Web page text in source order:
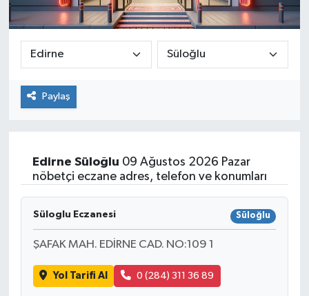
Paylaş
Edirne Süloğlu 09 Ağustos 2026 Pazar
nöbetçi eczane adres, telefon ve konumları
Süloglu Eczanesi Süloğlu
ŞAFAK MAH. EDİRNE CAD. NO:109 1
Yol Tarifi Al 0 (284) 311 36 89